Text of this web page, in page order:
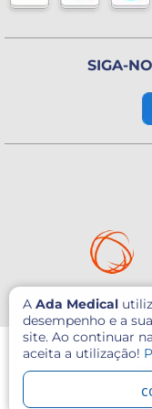
A Ada Medical
desempenho e a
site. Ao continuar
aceita a utilização!
SIGA-
© 2026 - Ada
Este site é protegido por